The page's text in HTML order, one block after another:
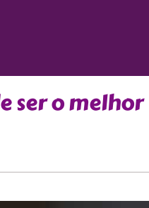
ser o melhor